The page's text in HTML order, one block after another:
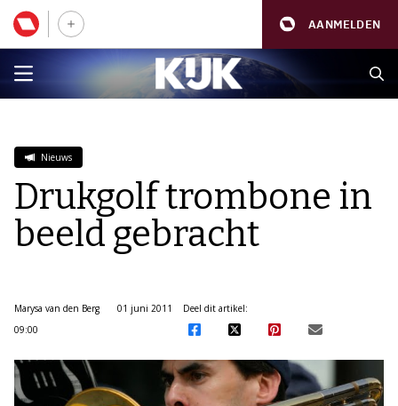
AANMELDEN
Nieuws
Drukgolf trombone in
beeld gebracht
Marysa van den Berg
01 juni 2011
09:00
Deel dit artikel: